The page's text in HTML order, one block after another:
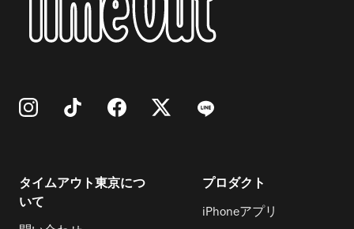
タイムアウト東京につ
いて
プロダクト
iPhoneアプリ